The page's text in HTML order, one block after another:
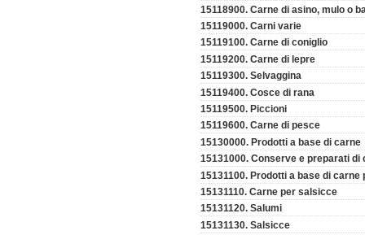
15118900. Carne di asino, mulo o
15119000. Carni varie
15119100. Carne di coniglio
15119200. Carne di lepre
15119300. Selvaggina
15119400. Cosce di rana
15119500. Piccioni
15119600. Carne di pesce
15130000. Prodotti a base di carne
15131000. Conserve e preparati di
15131100. Prodotti a base di carne
15131110. Carne per salsicce
15131120. Salumi
15131130. Salsicce